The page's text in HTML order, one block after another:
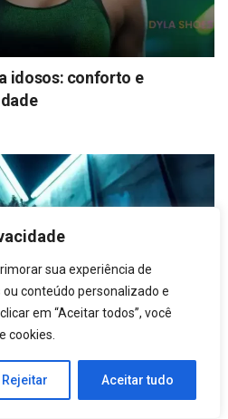
sua experiência de
conteúdo personalizado e
em “Aceitar todos”, você
cookies.
Rejeitar Aceitar tudo
idosos: conforto e